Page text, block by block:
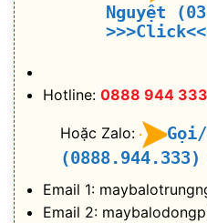
Nguyệt
Hotline: 0888 944 333
Hoặc Zalo:
(0888.944.333)
Email 1:
Email 2: